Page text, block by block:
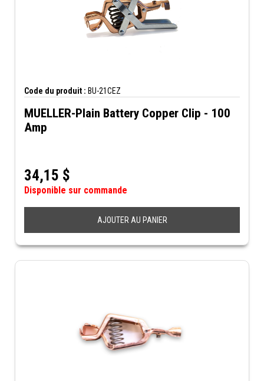
Code du produit : BU-21CEZ
MUELLER-Plain Battery Copper Clip - 100
Amp
34,15 $
Disponible sur commande
AJOUTER AU PANIER